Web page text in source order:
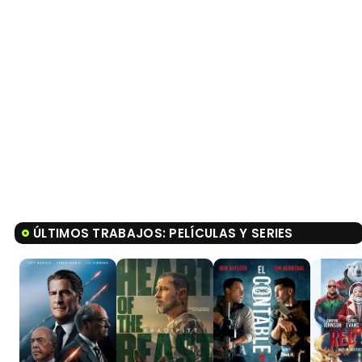
ÚLTIMOS TRABAJOS: PELÍCULAS Y SERIES
5,3